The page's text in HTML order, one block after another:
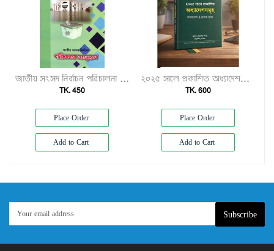
জাতীয় সংসদ নির্বাচন পরিচালনা ম্যানুয়েল"
TK. 450
Place Order
Add to Cart
২০২৫ সালে প্রকাশিত অধ্যাদেশসমূহ (অধ্যাদেশ ১–৮০)"
TK. 600
Place Order
Add to Cart
Subscribe